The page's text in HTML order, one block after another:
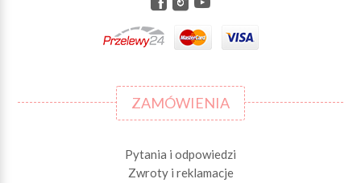
ZAMÓWIENIA
Pytania i odpowiedzi
Zwroty i reklamacje